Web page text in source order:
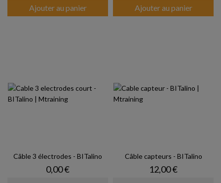
Ajouter au panier Ajouter au panier
Câble 3 électrodes - BITalino
Prix
0,00 €
Câble capteurs - BITalino
Prix
12,00 €